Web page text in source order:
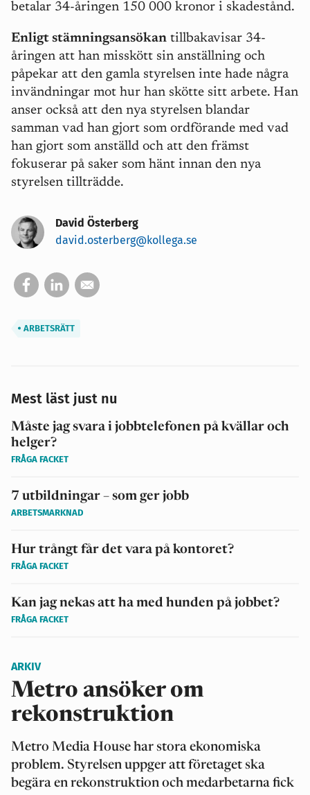
betalar 34-åringen 150 000 kronor i skadestånd.
Enligt stämningsansökan tillbakavisar 34-
åringen att han misskött sin anställning och
påpekar att den gamla styrelsen inte hade några
invändningar mot hur han skötte sitt arbete. Han
anser också att den nya styrelsen blandar
samman vad han gjort som ordförande med vad
han gjort som anställd och att den främst
fokuserar på saker som hänt innan den nya
styrelsen tillträdde.
David Österberg
david.osterberg@kollega.se
ARBETSRÄTT
Mest läst just nu
Måste jag svara i jobbtelefonen på kvällar och
helger?
FRÅGA FACKET
7 utbildningar – som ger jobb
ARBETSMARKNAD
Hur trångt får det vara på kontoret?
FRÅGA FACKET
Kan jag nekas att ha med hunden på jobbet?
FRÅGA FACKET
ARKIV
Metro ansöker om
rekonstruktion
Metro Media House har stora ekonomiska
problem. Styrelsen uppger att företaget ska
begära en rekonstruktion och medarbetarna fick